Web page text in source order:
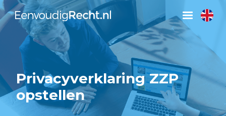
Privacyverklaring ZZP
opstellen